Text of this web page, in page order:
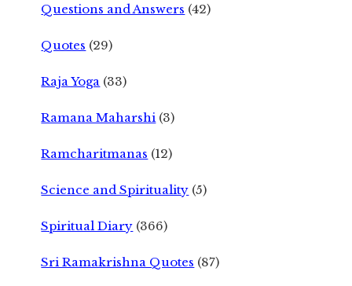
Questions and Answers (42)
Quotes (29)
Raja Yoga (33)
Ramana Maharshi (3)
Ramcharitmanas (12)
Science and Spirituality (5)
Spiritual Diary (366)
Sri Ramakrishna Quotes (87)